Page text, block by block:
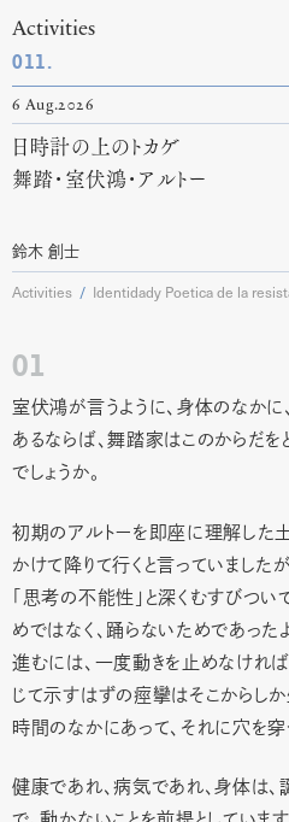
Activities
011.
6 Aug.2026
日時計の上のトカゲ
舞踏・室伏鴻・アルトー
鈴木 創士
Activities Identidady Poetica de la
01
室伏鴻が言うように、身体のなかに
あるならば、舞踏家はこのからだを
でしょうか。
初期のアルトーを即座に理解した
かけて降りて行くと言っていました
「思考の不能性」と深くむすびつい
めではなく、踊らないためであった
進むには、一度動きを止めなけれ
じて示すはずの痙攣はそこからし
時間のなかにあって、それに穴を穿
健康であれ、病気であれ、身体は、